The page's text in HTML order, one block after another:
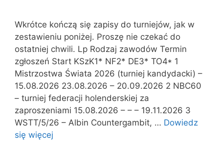
Wkrótce kończą się zapisy do turniejów, jak w
zestawieniu poniżej. Proszę nie czekać do
ostatniej chwili. Lp Rodzaj zawodów Termin
zgłoszeń Start KSzK1* NF2* DE3* TO4* 1
Mistrzostwa Świata 2026 (turniej kandydacki) –
15.08.2026 23.08.2026 – 20.09.2026 2 NBC60
– turniej federacji holenderskiej za
zaproszeniami 15.08.2026 – – – 19.11.2026 3
WSTT/5/26 – Albin Countergambit, … Dowiedz
się więcej